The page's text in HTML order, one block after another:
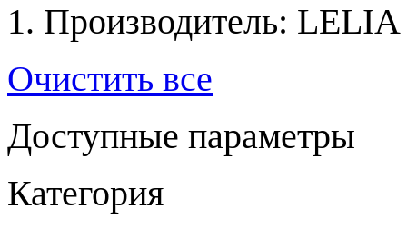
Производитель: LELIA
Очистить все
Доступные параметры
Категория